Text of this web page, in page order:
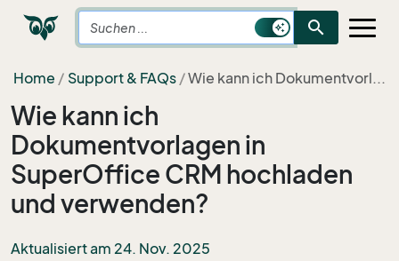
search
Home Support & FAQs Wie kann ich Dokumentvorl...
Wie kann ich
Dokumentvorlagen in
SuperOffice CRM hochladen
und verwenden?
Aktualisiert am 24. Nov. 2025